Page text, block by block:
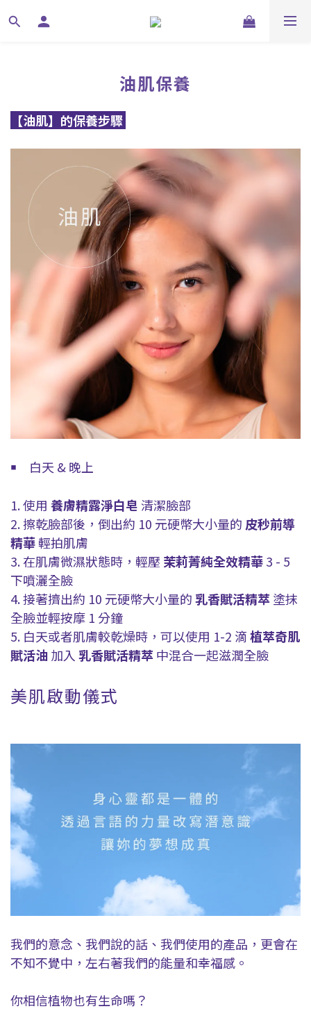
油肌保養
【油肌】 的保養步驟
￭ 白天 & 晚上
1. 使用 養膚精露淨白皂 清潔臉部
2. 擦乾臉部後，倒出約 10 元硬幣大小量的 皮秒前導
精華輕拍肌膚
3. 在肌膚微濕狀態時，輕壓 茉莉菁純全效精華3 - 5
下噴灑全臉
4. 接著擠出約 10 元硬幣大小量的乳香賦活精萃 塗抹
全臉並輕按摩 1 分鐘
5. 白天或者肌膚較乾燥時，可以使用 1-2 滴植萃奇肌
賦活油加入 乳香賦活精萃 中混合一起滋潤全臉
美肌啟動儀式
我們的意念、我們說的話、我們使用的產品，更會在
不知不覺中，左右著我們的能量和幸福感。
你相信植物也有生命嗎？